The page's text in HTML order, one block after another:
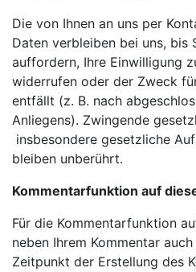
Die von Ihnen an uns per
Daten verbleiben bei uns, bis
auffordern, Ihre Einwilligung
widerrufen oder der Zweck
entfällt (z. B. nach
Anliegens). Zwingende
insbesondere gesetzliche
bleiben unberührt.
Kommentarfunktion auf
Für die Kommentarfunktion
neben Ihrem Kommentar
Zeitpunkt der Erstellung des